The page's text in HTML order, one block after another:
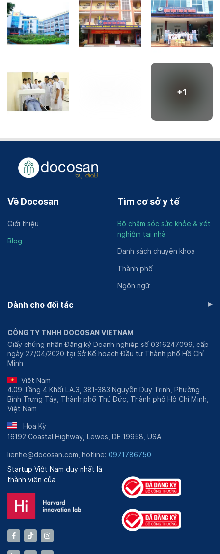
+1
Về Docosan
Giới thiệu
Blog
Tìm cơ sở y tế
Bộ chăm sóc sức khỏe & xét
nghiệm tại nhà
Danh sách chuyên khoa
Thành phố
Ngôn ngữ
Dành cho đối tác ▸
CÔNG TY TNHH DOCOSAN VIETNAM
Giấy chứng nhận Đăng ký Doanh nghiệp số 0316247099, cấp
ngày 27/04/2020 tại Sở Kế hoạch Đầu tư Thành phố Hồ Chí
Minh
Việt Nam
4.09 Tầng 4 Khối LA.3, 381-383 Nguyễn Duy Trinh, Phường
Bình Trưng Tây, Thành phố Thủ Đức, Thành phố Hồ Chí Minh,
Việt Nam
Hoa Kỳ
16192 Coastal Highway, Lewes, DE 19958, USA
lienhe@docosan.com, hotline: 0971786750
Startup Việt Nam duy nhất là
thành viên của